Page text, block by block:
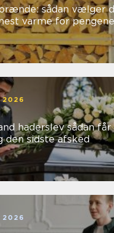
sådan vælger
varme for pengene
sådan får du ro
den sidste afsked